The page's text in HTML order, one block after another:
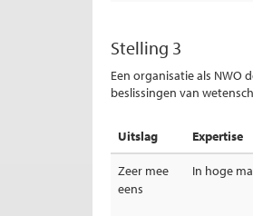
Stelling 3
Een organisatie als
beslissingen van
Uitslag Expertise
Zeer mee
eens
In hoge